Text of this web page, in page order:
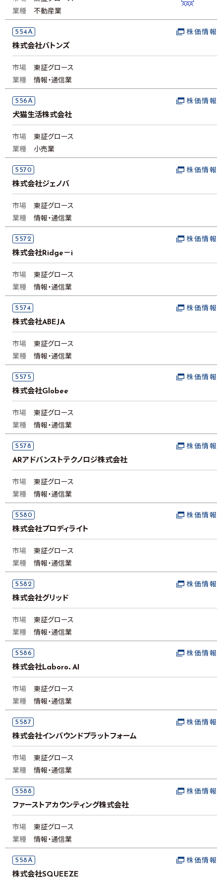
業種
不動産業
554A
株式会社バトンズ
株価情報
市場
東証グロース
業種
情報・通信業
556A
犬猫生活株式会社
株価情報
市場
東証グロース
業種
小売業
5570
株式会社ジェノバ
株価情報
市場
東証グロース
業種
情報・通信業
5572
株式会社Ridge－i
株価情報
市場
東証グロース
業種
情報・通信業
5574
株式会社ABEJA
株価情報
市場
東証グロース
業種
情報・通信業
5575
株式会社Globee
株価情報
市場
東証グロース
業種
情報・通信業
5578
ARアドバンストテクノロジ株式会社
株価情報
市場
東証グロース
業種
情報・通信業
5580
株式会社プロディライト
株価情報
市場
東証グロース
業種
情報・通信業
5582
株式会社グリッド
株価情報
市場
東証グロース
業種
情報・通信業
5586
株式会社Laboro．AI
株価情報
市場
東証グロース
業種
情報・通信業
5587
株式会社インバウンドプラットフォーム
株価情報
市場
東証グロース
業種
情報・通信業
5588
ファーストアカウンティング株式会社
株価情報
市場
東証グロース
業種
情報・通信業
558A
株式会社SQUEEZE
株価情報